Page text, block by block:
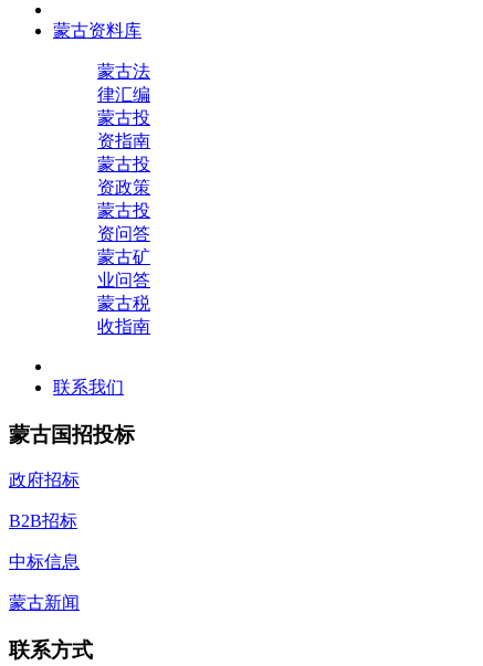
蒙古资料库
蒙古法
律汇编
蒙古投
资指南
蒙古投
资政策
蒙古投
资问答
蒙古矿
业问答
蒙古税
收指南
联系我们
蒙古国招投标
政府招标
B2B招标
中标信息
蒙古新闻
联系方式